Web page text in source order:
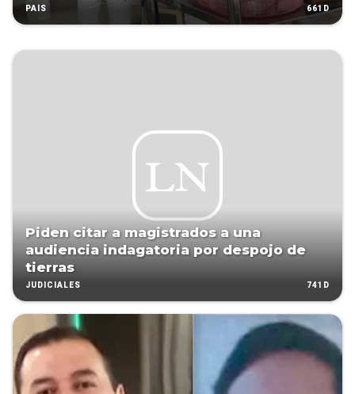
PAÍS 661D
Piden citar a magistrados a una
audiencia indagatoria por despojo de
tierras
JUDICIALES 741D